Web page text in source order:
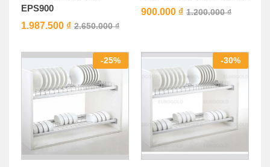
EPS900
1.987.500 ₫ 2.650.000₫
900.000 ₫ 1.200.000₫
-25% -30%